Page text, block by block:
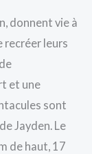
donnent vie à
recréer leurs
et une
sont
Jayden. Le
de haut, 17